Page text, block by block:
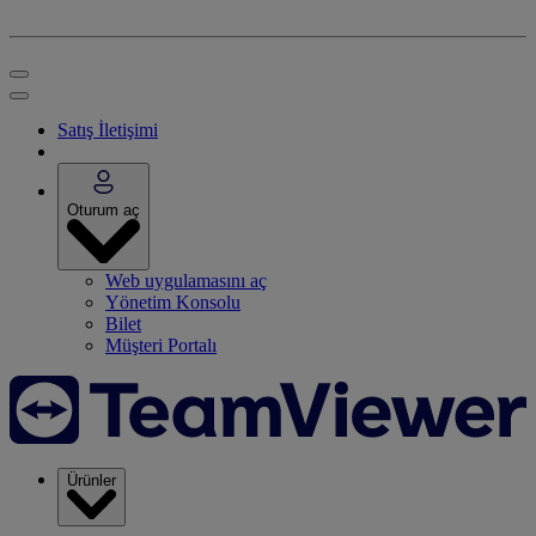
Satış İletişimi
Oturum aç
Web uygulamasını aç
Yönetim Konsolu
Bilet
Müşteri Portalı
Ürünler